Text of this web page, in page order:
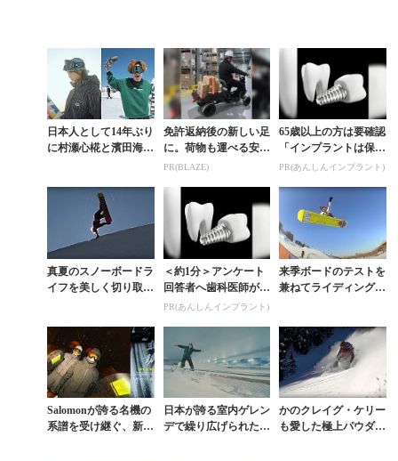
日本人として14年ぶり
に村瀬心椛と濱田海人
免許返納後の新しい足
に。荷物も運べる安定
の4輪シニアカー
PR(BLAZE)
65歳以上の方は要確認
「インプラントは保険
適用か？」あなたに沿
PR(あんしんインプラント)
真夏のスノーボードラ
イフを美しく切り取っ
＜約1分＞アンケート
回答者へ歯科医師が監
修したガイドブックを
PR(あんしんインプラント)
来季ボードのテストを
兼ねてライディングに
Salomonが誇る名機の
系譜を受け継ぐ、新た
日本が誇る室内ゲレン
デで繰り広げられたグ
かのクレイグ・ケリー
も愛した極上パウダー